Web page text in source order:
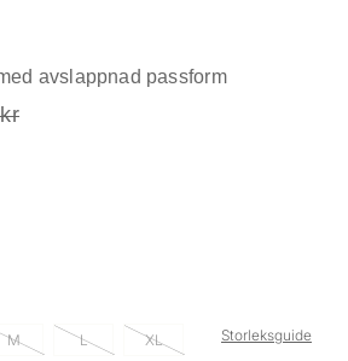
avslappnad passform
M L XL Storleksguide